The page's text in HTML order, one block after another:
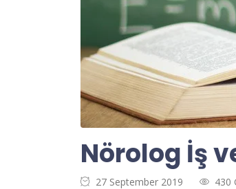
Nörolog İş
27 September 2019 430